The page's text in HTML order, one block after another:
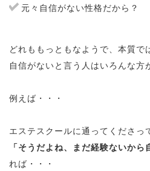
元々自信がない性格だから？
どれももっともなようで、本質で
自信がないと言う人はいろんな方
例えば・・・
エステスクールに通ってくださっ
「そうだよね、まだ経験ないから
れば・・・